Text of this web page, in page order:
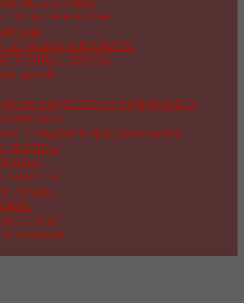
лоскутное шитье
из носков и перчаток
ИГРУШКИ, КУКЛЫ
детей
искусство из марципана и
мастики
Сладкая и красивая кухня
рецепты
красоты
лекарь
и спорт
питание